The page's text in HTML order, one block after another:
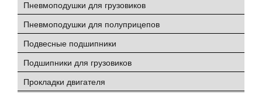
Пневмоподушки для грузовиков
Пневмоподушки для полуприцепов
Подвесные подшипники
Подшипники для грузовиков
Прокладки двигателя